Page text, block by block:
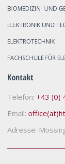
BIOMEDIZIN- UND
ELEKTRONIK UND
ELEKTROTECHNIK
FACHSCHULE FÜR
Kontakt
Telefon: +43 (0)
Email:
Adresse: